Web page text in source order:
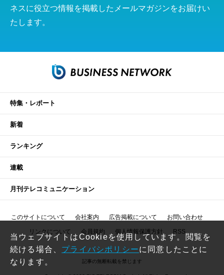
ネスに役立つ情報を掲載したメールマガジンをお届けい
たします。
特集・レポート
新着
ランキング
連載
月刊テレコミュニケーション
このサイトについて 会社案内 広告掲載について お問い合わせ
リンクについて 会員規約 個人情報保護方針 RSS
記事の無断転載を禁じます
当ウェブサイトはCookieを使用しています。閲覧を
続ける場合、 プライバシポリシーに同意したことに
なります。